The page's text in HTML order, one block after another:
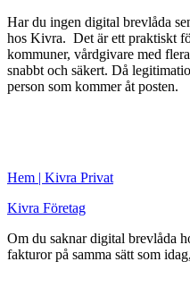
Har du ingen digital brevlåda
hos Kivra. Det är ett praktiskt
kommuner, vårdgivare med
snabbt och säkert. Då
person som kommer åt posten.
Hem | Kivra Privat
Kivra Företag
Om du saknar digital brevlåda
fakturor på samma sätt som